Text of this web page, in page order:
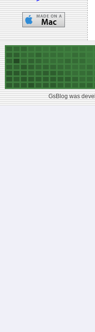
GsBlog was